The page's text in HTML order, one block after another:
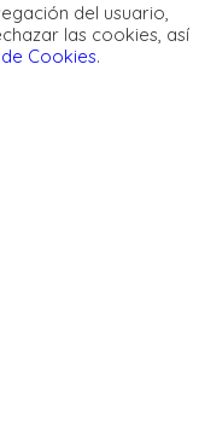
de cookies
de
del usuario,
las cookies, así
Cookies.